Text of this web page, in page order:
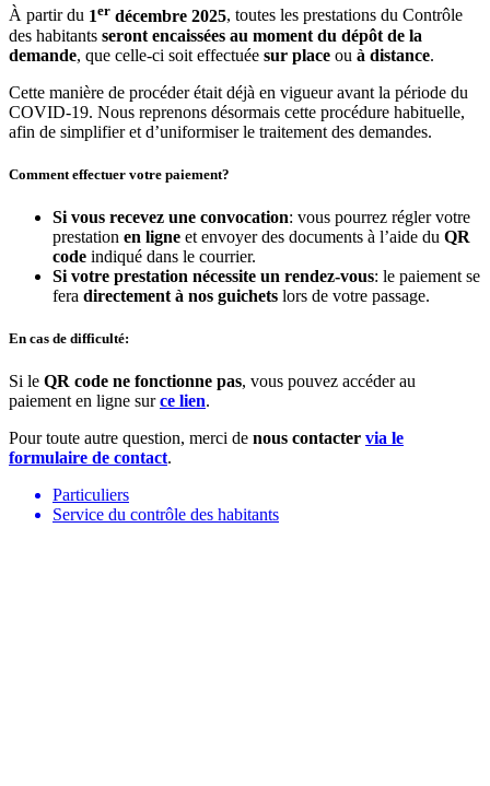
À partir du 1er décembre 2025, toutes les prestations du Contrôle
des habitants seront encaissées au moment du dépôt de la
demande, que celle-ci soit effectuée sur place ou à distance.
Cette manière de procéder était déjà en vigueur avant la période du
COVID-19. Nous reprenons désormais cette procédure habituelle,
afin de simplifier et d’uniformiser le traitement des demandes.
Comment effectuer votre paiement?
Si vous recevez une convocation: vous pourrez régler votre
prestation en ligne et envoyer des documents à l’aide du QR
code indiqué dans le courrier.
Si votre prestation nécessite un rendez-vous: le paiement se
fera directement à nos guichets lors de votre passage.
En cas de difficulté:
Si le QR code ne fonctionne pas, vous pouvez accéder au
paiement en ligne surce lien.
Pour toute autre question, merci de nous contacter via le
formulaire de contact.
Particuliers
Service du contrôle des habitants